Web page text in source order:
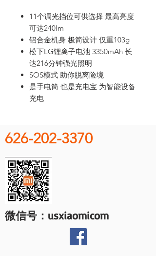
11个调光挡位可供选择 最高亮度
可达240lm
铝合金机身 极简设计 仅重103g
松下LG锂离子电池 3350mAh 长
达216分钟强光照明
SOS模式 助你脱离险境
是手电筒 也是充电宝 为智能设备
充电
626-202-3370
微信号：usxiaomicom